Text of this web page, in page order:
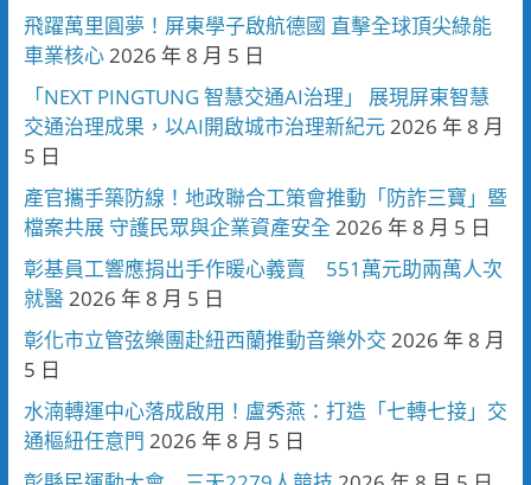
飛躍萬里圓夢！屏東學子啟航德國 直擊全球頂尖綠能
車業核心2026 年 8 月 5 日
「NEXT PINGTUNG 智慧交通AI治理」 展現屏東智慧
交通治理成果，以AI開啟城市治理新紀元2026 年 8 月
5 日
產官攜手築防線！地政聯合工策會推動「防詐三寶」暨
檔案共展 守護民眾與企業資產安全 2026 年 8 月 5 日
彰基員工響應捐出手作暖心義賣 551萬元助兩萬人次
就醫2026 年 8 月 5 日
彰化市立管弦樂團赴紐西蘭推動音樂外交 2026 年 8 月
5 日
水湳轉運中心落成啟用！盧秀燕：打造「七轉七接」交
通樞紐任意門 2026 年 8 月 5 日